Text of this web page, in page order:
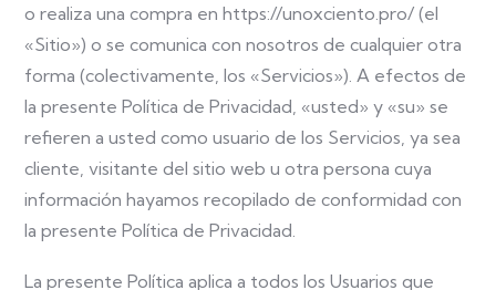
o realiza una compra en https://unoxciento.pro/ (el
«Sitio») o se comunica con nosotros de cualquier otra
forma (colectivamente, los «Servicios»). A efectos de
la presente Política de Privacidad, «usted» y «su» se
refieren a usted como usuario de los Servicios, ya sea
cliente, visitante del sitio web u otra persona cuya
información hayamos recopilado de conformidad con
la presente Política de Privacidad.
La presente Política aplica a todos los Usuarios que